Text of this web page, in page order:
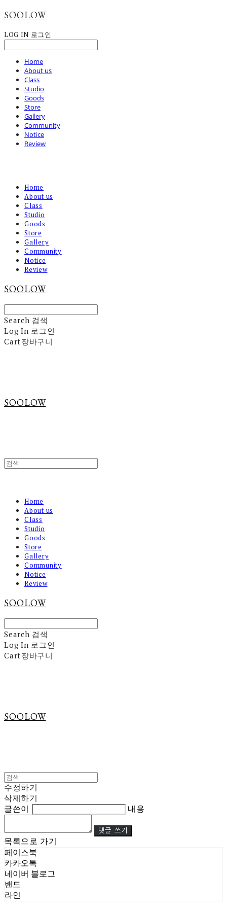
SOOLOW
LOG IN 로그인
Home
About us
Class
Studio
Goods
Store
Gallery
Community
Notice
Review
Home
About us
Class
Studio
Goods
Store
Gallery
Community
Notice
Review
SOOLOW
Search 검색
Log In 로그인
Cart장바구니
SOOLOW
Home
About us
Class
Studio
Goods
Store
Gallery
Community
Notice
Review
SOOLOW
Search 검색
Log In 로그인
Cart장바구니
SOOLOW
수정하기
삭제하기
글쓴이
내용
댓글 쓰기
목록으로 가기
페이스북
카카오톡
네이버 블로그
밴드
라인